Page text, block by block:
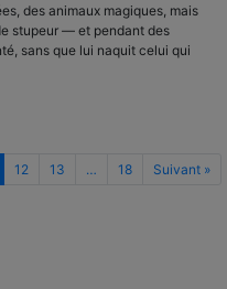
des animaux magiques, mais
stupeur — et pendant des
sans que lui naquit celui qui
12 13 … 18 Suivant »